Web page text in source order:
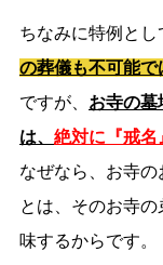
ちなみに特例とし
の葬儀も不可能で
ですが、 お寺の墓
は、 絶対に『戒名
なぜなら、お寺の
とは、そのお寺
味するからです。